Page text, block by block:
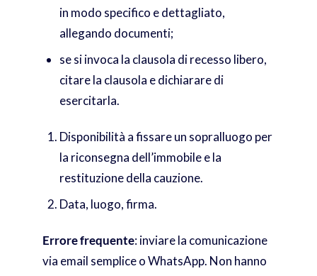
in modo specifico e dettagliato,
allegando documenti;
se si invoca la clausola di recesso libero,
citare la clausola e dichiarare di
esercitarla.
Disponibilità a fissare un sopralluogo per
la riconsegna dell’immobile e la
restituzione della cauzione.
Data, luogo, firma.
Errore frequente: inviare la comunicazione
via email semplice o WhatsApp. Non hanno